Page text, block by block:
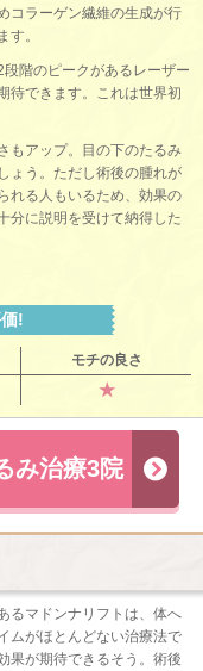
コラーゲン繊維の生成が行
す。
階のピークがあるレーザー
待できます。これは世界初
もアップ。目の下のたるみ
ょう。ただし術後の腫れが
れる人もいるため、効果の
分に説明を受けて納得した
!
モチの良さ
★
み治療3院
るマドンナリフトは、体へ
ムがほとんどない治療法で
果が期待できるそう。術後